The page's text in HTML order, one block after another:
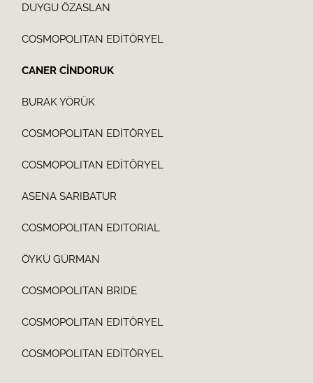
DUYGU ÖZASLAN
COSMOPOLITAN EDİTÖRYEL
CANER CİNDORUK
BURAK YÖRÜK
COSMOPOLITAN EDİTÖRYEL
COSMOPOLITAN EDİTÖRYEL
ASENA SARIBATUR
COSMOPOLITAN EDITORIAL
ÖYKÜ GÜRMAN
COSMOPOLITAN BRIDE
COSMOPOLITAN EDİTÖRYEL
COSMOPOLITAN EDİTÖRYEL